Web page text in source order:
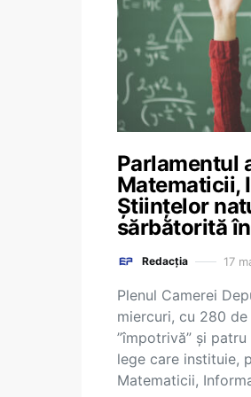
Parlamentul
Matematicii,
Științelor
sărbătorită
Redacția 17
Plenul Camerei
miercuri, cu 280 de
”împotrivă” şi
lege care instituie,
Matematicii,